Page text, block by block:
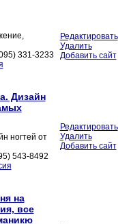
331-3233
Редактировать
Удалить
Добавить сайт
Дизайн
ногтей от
543-8492
Редактировать
Удалить
Добавить сайт
на
все